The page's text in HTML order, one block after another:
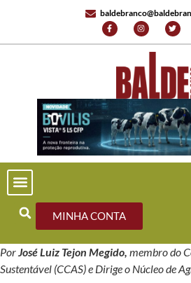
MINHA CONTA
PorJosé Luiz Tejon Megido, membro do
Sustentável (CCAS) e Dirige o Núcleo de